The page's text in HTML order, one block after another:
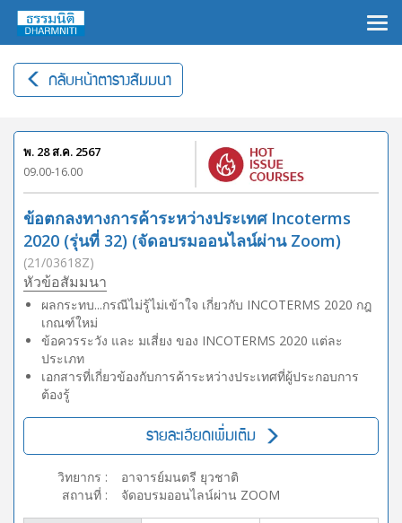
กลับหน้าตารางสัมมนา
พ. 28 ส.ค. 2567
09.00-16.00
ข้อตกลงทางการค้าระหว่างประเทศ Incoterms
2020 (รุ่นที่ 32) (จัดอบรมออนไลน์ผ่าน Zoom)
(21/03618Z)
หัวข้อสัมมนา
ผลกระทบ...กรณีไม่รู้ไม่เข้าใจ เกี่ยวกับ INCOTERMS 2020 กฎ
เกณฑ์ใหม่
ข้อควรระวัง และ มเสี่ยง ของ INCOTERMS 2020 แต่ละ
ประเภท
เอกสารที่เกี่ยวข้องกับการค้าระหว่างประเทศที่ผู้ประกอบการ
ต้องรู้
รายละเอียดเพิ่มเติม
วิทยากร :
อาจารย์มนตรี ยุวชาติ
สถานที่ : จัดอบรมออนไลน์ผ่าน ZOOM
×